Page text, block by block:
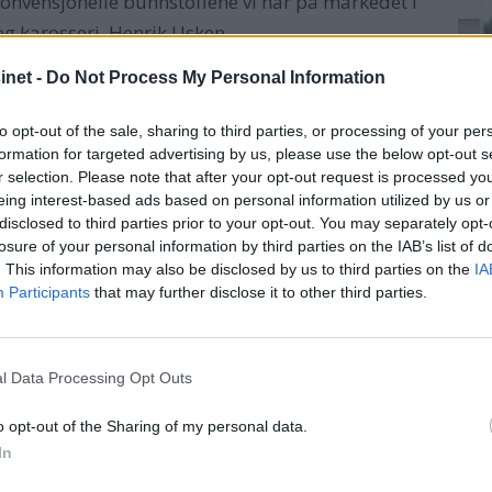
- Do Not Process My Personal Information
opt-out of the sale, sharing to third parties, or processing of your
for targeted advertising by us, please use the below opt-out
selection. Please note that after your opt-out request is processed
interest-based ads based on personal information utilized by us
to third parties prior to your opt-out. You may separately
of your personal information by third parties on the IAB’s list of
This information may also be disclosed by us to third parties on the
Participants that may further disclose it to other third parties.
Data Processing Opt Outs
opt-out of the Sharing of my personal data.
karosseri, Henrik Usken.
og at kobberpulveret sitter igjen i skroget –
Usken behandlet denne seilbåten, Hanse 370,
med fire strøk Coppercoat som ny allerede
høsten 2006.«Litt groe. Men når en tenker på
at dette er etter 15 års bruk og bespart miljø, så
Usken med et smil.
I dag hadde han båten inne på verkstedet sitt
fire nye strøk med Coppercoat over den «gamle
Etter denne tidsregningen vil neste Coppercoat-